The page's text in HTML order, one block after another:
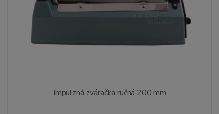
Impulzná zváračka ručná 200 mm